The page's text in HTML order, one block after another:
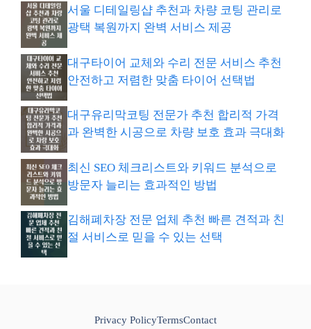
서울 디테일링샵 추천과 차량 코팅 관리로
광택 복원까지 완벽 서비스 제공
대구타이어 교체와 수리 전문 서비스 추천
안전하고 저렴한 맞춤 타이어 선택법
대구유리막코팅 전문가 추천 합리적 가격
과 완벽한 시공으로 차량 보호 효과 극대화
최신 SEO 체크리스트와 키워드 분석으로
방문자 늘리는 효과적인 방법
김해폐차장 전문 업체 추천 빠른 견적과 친
절 서비스로 믿을 수 있는 선택
Privacy PolicyTermsContact